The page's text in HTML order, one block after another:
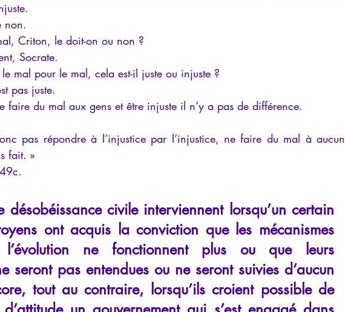
non.
Criton, le doit-on ou non ?
Socrate.
mal pour le mal, cela est-il juste ou injuste ?
pas juste.
faire du mal aux gens et être injuste il n’y a pas de différence.
pas répondre à l’injustice par l’injustice, ne faire du mal à aucun
fait. »
désobéissance civile interviennent lorsqu’un certain
ont acquis la conviction que les mécanismes
ne fonctionnent plus ou que leurs
seront pas entendues ou ne seront suivies d’aucun
tout au contraire, lorsqu’ils croient possible de